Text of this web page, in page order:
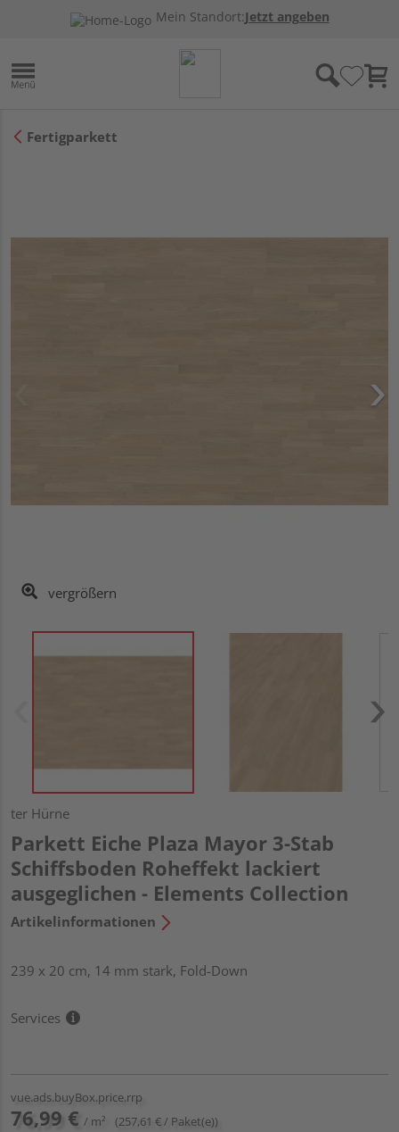
Mein Standort:Jetzt angeben
Fertigparkett
vergrößern
ter Hürne
Parkett Eiche Plaza Mayor 3-Stab
Schiffsboden Roheffekt lackiert
ausgeglichen - Elements Collection
Artikelinformationen
239 x 20 cm, 14 mm stark, Fold-Down
Services
vue.ads.buyBox.price.rrp
76,99 € / m² (257,61 € / Paket(e))